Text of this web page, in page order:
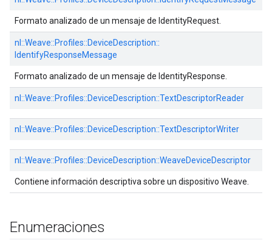
Formato analizado de un mensaje de IdentityRequest.
nl::Weave::Profiles::DeviceDescription::
IdentifyResponseMessage
Formato analizado de un mensaje de IdentityResponse.
nl::Weave::Profiles::DeviceDescription::TextDescriptorReader
nl::Weave::Profiles::DeviceDescription::TextDescriptorWriter
nl::Weave::Profiles::DeviceDescription::WeaveDeviceDescriptor
Contiene información descriptiva sobre un dispositivo Weave.
Enumeraciones